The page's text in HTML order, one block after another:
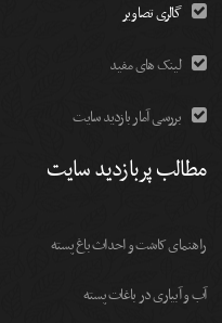
گالری تصاویر
لینک های مفید
بررسی آمار بازدید سایت
مطالب پربازدید سایت
راهنمای کاشت و احداث باغ پسته
آب و آبیاری در باغات پسته